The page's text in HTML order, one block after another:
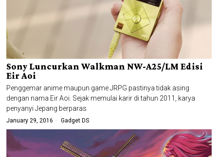
Sony Luncurkan Walkman NW-A25/LM Edisi
Eir Aoi
Penggemar anime maupun game JRPG pastinya tidak asing
dengan nama Eir Aoi. Sejak memulai karir di tahun 2011, karya
penyanyi Jepang berparas
January 29, 2016 Gadget DS